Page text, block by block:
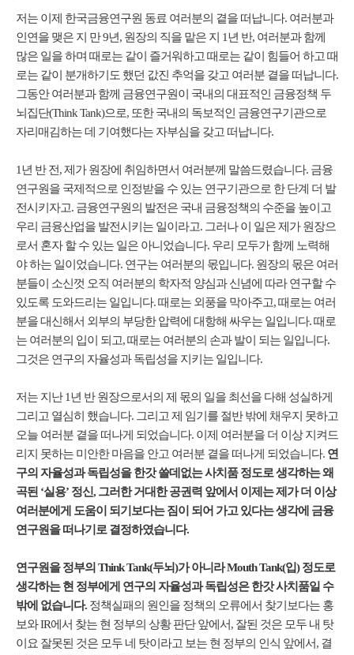
저는 이제 한국금융연구원 동료 여러분의 곁을 떠납니다. 여러분과
인연을 맺은 지 만 9년, 원장의 직을 맡은 지 1년 반, 여러분과 함께
많은 일을 하며 때로는 같이 즐거워하고 때로는 같이 힘들어 하고 때
로는 같이 분개하기도 했던 값진 추억을 갖고 여러분 곁을 떠납니다.
그동안 여러분과 함께 금융연구원이 국내의 대표적인 금융정책 두
뇌집단(Think Tank)으로, 또한 국내의 독보적인 금융연구기관으로
자리매김하는 데 기여했다는 자부심을 갖고 떠납니다.
1년 반 전, 제가 원장에 취임하면서 여러분께 말씀드렸습니다. 금융
연구원을 국제적으로 인정받을 수 있는 연구기관으로 한 단계 더 발
전시키자고. 금융연구원의 발전은 국내 금융정책의 수준을 높이고
우리 금융산업을 발전시키는 일이라고. 그러나 이 일은 제가 원장으
로서 혼자 할 수 있는 일은 아니었습니다. 우리 모두가 함께 노력해
야 하는 일이었습니다. 연구는 여러분의 몫입니다. 원장의 몫은 여러
분들이 소신껏 오직 여러분의 학자적 양심과 신념에 따라 연구할 수
있도록 도와드리는 일입니다. 때로는 외풍을 막아주고, 때로는 여러
분을 대신해서 외부의 부당한 압력에 대항해 싸우는 일입니다. 때로
는 여러분의 입이 되고, 때로는 여러분의 손과 발이 되는 일입니다.
그것은 연구의 자율성과 독립성을 지키는 일입니다.
저는 지난 1년 반 원장으로서의 제 몫의 일을 최선을 다해 성실하게
그리고 열심히 했습니다. 그리고 제 임기를 절반 밖에 채우지 못하고
오늘 여러분 곁을 떠나게 되었습니다. 이제 여러분을 더 이상 지켜드
리지 못하는 미안한 마음을 안고 여러분 곁을 떠나게 되었습니다. 연
구의 자율성과 독립성을 한갓 쓸데없는 사치품 정도로 생각하는 왜
곡된 ‘실용’ 정신, 그러한 거대한 공권력 앞에서 이제는 제가 더 이상
여러분에게 도움이 되기보다는 짐이 되어 가고 있다는 생각에 금융
연구원을 떠나기로 결정하였습니다.
연구원을 정부의 Think Tank(두뇌)가 아니라 Mouth Tank(입) 정도로
생각하는 현 정부에게 연구의 자율성과 독립성은 한갓 사치품일 수
밖에 없습니다. 정책실패의 원인을 정책의 오류에서 찾기보다는 홍
보와 IR에서 찾는 현 정부의 상황 판단 앞에서, 잘된 것은 모두 내 탓
이요 잘못된 것은 모두 네 탓이라고 보는 현 정부의 인식 앞에서, 결